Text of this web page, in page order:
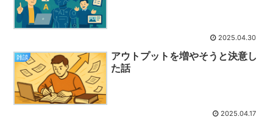
2025.04.30
雑談
アウトプットを増やそうと決意し
た話
2025.04.17